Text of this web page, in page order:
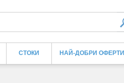
СТОКИ НАЙ-ДОБРИ ОФЕРТИ